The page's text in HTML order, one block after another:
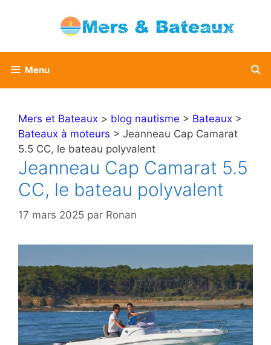
Menu
Mers et Bateaux > blog nautisme > Bateaux >
Bateaux à moteurs > Jeanneau Cap Camarat
5.5 CC, le bateau polyvalent
Jeanneau Cap Camarat 5.5
CC, le bateau polyvalent
17 mars 2025 par Ronan